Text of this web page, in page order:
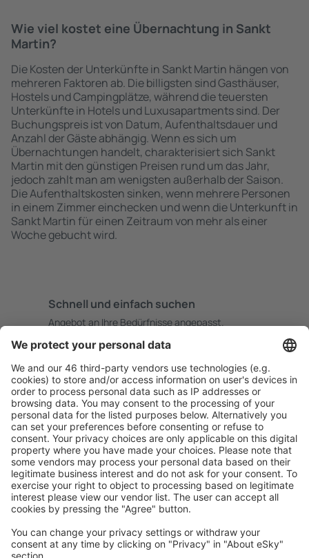
Wie viel kostet eine Übernachtung in Sankt
Martin?
Die Kosten der Unterkünfte in Sankt Martin hängen von
mehreren Faktoren ab. Die billigsten sind Gasthäuser,
Hostels und Campingplätze, während die teuersten
Unterkünfte in Hotels und Luxusapartments sind. Der
Buchungspreis ist von Datum, Aufenthaltsdauer und
Anzahl der Gäste abhängig. Wenn es sich um
Übernachtungen handelt, charakterisiert sich Sankt
Martin mit den günstigen Preisen rund um das Jahr,
jedoch zahlt man am wenigsten außerhalb der Saison.
Die Aufenthaltskosten sinken, wenn mehrere Personen
in einem Zimmer einchecken und wenn die Unterkunft in
Sankt Martin für einen Zeitraum von mehr als einer
Woche gebucht wird.
Schnell und einfach suchen
Angebot an Ihre Bedürfnisse angepasst.
Sicher planen
Buchen ohne Sorgen mit einer kostenlosen
Stornierungsoption.
Mehr sparen
Attraktive Preise und Spezialangebote für eingeloggte
Benutzer.
Unterkünfte, die Sie mögen
Wählen Sie aus über 1,3 Millionen Unterkünften: Hotels,